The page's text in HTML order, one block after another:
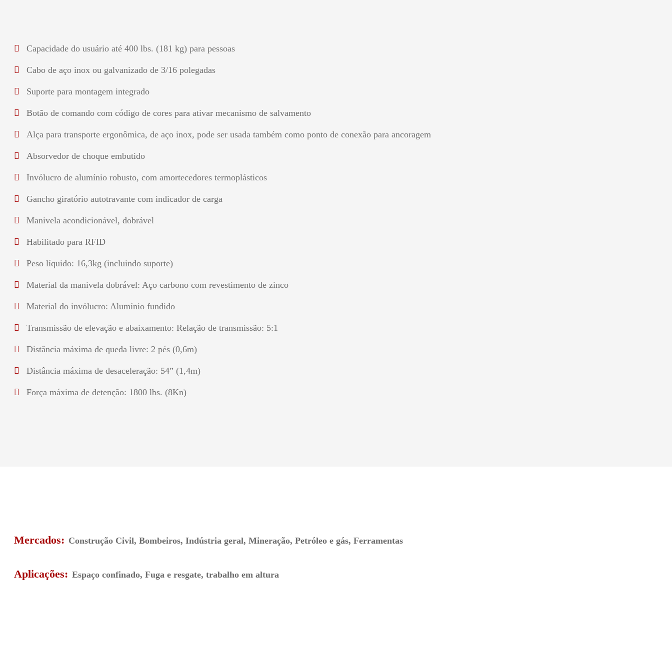
Capacidade do usuário até 400 lbs. (181 kg) para pessoas
Cabo de aço inox ou galvanizado de 3/16 polegadas
Suporte para montagem integrado
Botão de comando com código de cores para ativar mecanismo de salvamento
Alça para transporte ergonômica, de aço inox, pode ser usada também como ponto de conexão para ancoragem
Absorvedor de choque embutido
Invólucro de alumínio robusto, com amortecedores termoplásticos
Gancho giratório autotravante com indicador de carga
Manivela acondicionável, dobrável
Habilitado para RFID
Peso líquido: 16,3kg (incluindo suporte)
Material da manivela dobrável: Aço carbono com revestimento de zinco
Material do invólucro: Alumínio fundido
Transmissão de elevação e abaixamento: Relação de transmissão: 5:1
Distância máxima de queda livre: 2 pés (0,6m)
Distância máxima de desaceleração: 54” (1,4m)
Força máxima de detenção: 1800 lbs. (8Kn)
Mercados: Construção Civil, Bombeiros, Indústria geral, Mineração, Petróleo e gás, Ferramentas
Aplicações: Espaço confinado, Fuga e resgate, trabalho em altura